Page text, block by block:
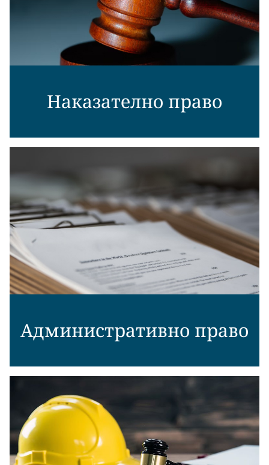
Наказателно право
Административно право